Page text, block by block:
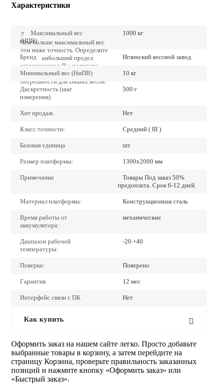
Характеристики
?
Чем больше максимальный вес
тем ниже точность. Определите
точно наибольший предел
взвешивания и Вы получите
наиболее низкие значения
погрешности для Ваших весов.
Максимальный вес
(НПВ)
1000 кг
Бренд Иглинский весовой завод
Минимальный вес (НмПВ) 10 кг
Дискретность (шаг
измерения)
500 г
Хит продаж Нет
Класс точности: Средний ( III )
Базовая единица шт
Размер платформы: 1300х2000 мм
Примечание
Товары Под заказ 50%
предоплата. Срок 6-12 дней.
Материал платформы: Конструкционная сталь
Время работы от
аккумулятора:
механические
Диапазон рабочей
температуры:
-20 +40
Поверка: Поверено
Гарантия 12 мес
Интерфейс связи с ПК Нет
Как купить
Оформить заказ на нашем сайте легко. Просто добавьте
выбранные товары в корзину, а затем перейдите на
страницу Корзина, проверьте правильность заказанных
позиций и нажмите кнопку «Оформить заказ» или
«Быстрый заказ».